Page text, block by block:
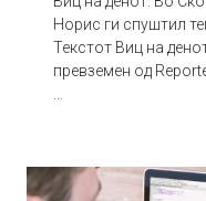
Норис ги спуштил
Текстот Виц на
превземен од